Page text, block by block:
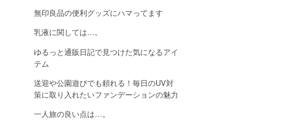
無印良品の便利グッズにハマってます
乳液に関しては…。
ゆるっと通販日記で見つけた気になるアイ
テム
送迎や公園遊びでも頼れる！毎日のUV対
策に取り入れたいファンデーションの魅力
一人旅の良い点は…。